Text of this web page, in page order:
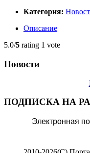
Категория:
Описание
5.0/5 rating 1 vote
Новости
ПОДПИСКА НА
Электронная